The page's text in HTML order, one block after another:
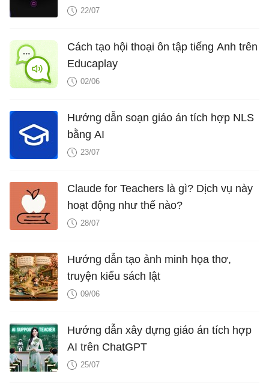
22/07
Cách tạo hội thoại ôn tập tiếng Anh trên
Educaplay
02/06
Hướng dẫn soạn giáo án tích hợp NLS
bằng AI
23/07
Claude for Teachers là gì? Dịch vụ này
hoạt động như thế nào?
28/07
Hướng dẫn tạo ảnh minh họa thơ,
truyện kiểu sách lật
09/06
Hướng dẫn xây dựng giáo án tích hợp
AI trên ChatGPT
25/07